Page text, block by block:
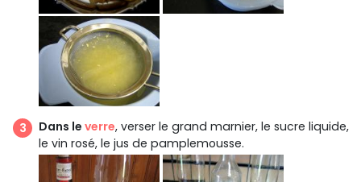
Dans le verre, verser le grand marnier, le sucre liquide,
le vin rosé, le jus de pamplemousse.